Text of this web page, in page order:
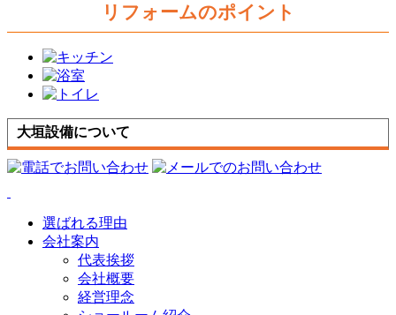
リフォームのポイント
大垣設備について
選ばれる理由
会社案内
代表挨拶
会社概要
経営理念